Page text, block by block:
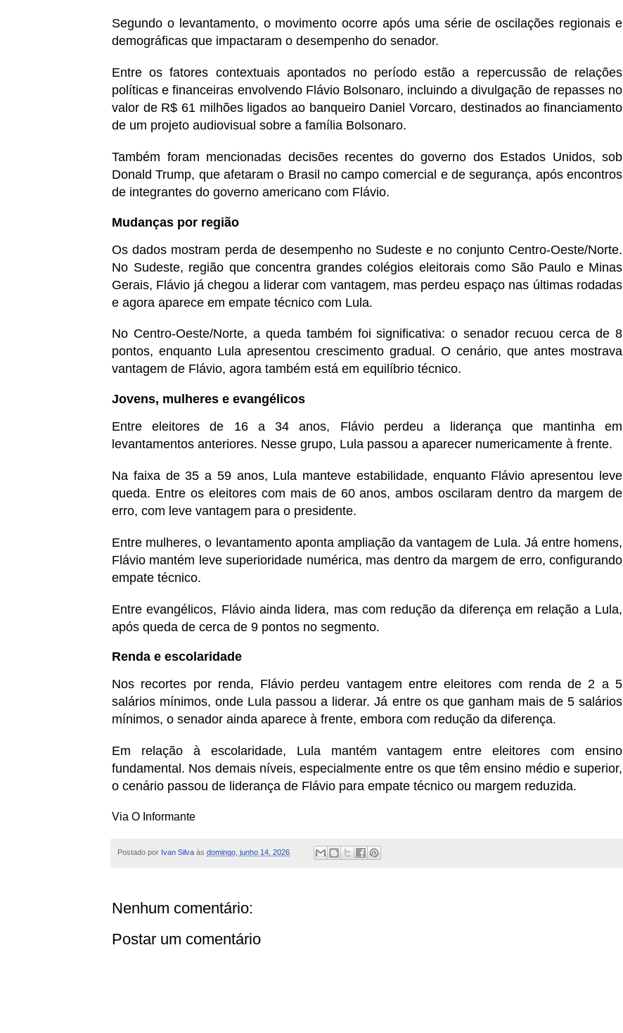
Segundo o levantamento, o movimento ocorre após uma série de oscilações regionais e
demográficas que impactaram o desempenho do senador.
Entre os fatores contextuais apontados no período estão a repercussão de relações
políticas e financeiras envolvendo Flávio Bolsonaro, incluindo a divulgação de repasses no
valor de R$ 61 milhões ligados ao banqueiro Daniel Vorcaro, destinados ao financiamento
de um projeto audiovisual sobre a família Bolsonaro.
Também foram mencionadas decisões recentes do governo dos Estados Unidos, sob
Donald Trump, que afetaram o Brasil no campo comercial e de segurança, após encontros
de integrantes do governo americano com Flávio.
Mudanças por região
Os dados mostram perda de desempenho no Sudeste e no conjunto Centro-Oeste/Norte.
No Sudeste, região que concentra grandes colégios eleitorais como São Paulo e Minas
Gerais, Flávio já chegou a liderar com vantagem, mas perdeu espaço nas últimas rodadas
e agora aparece em empate técnico com Lula.
No Centro-Oeste/Norte, a queda também foi significativa: o senador recuou cerca de 8
pontos, enquanto Lula apresentou crescimento gradual. O cenário, que antes mostrava
vantagem de Flávio, agora também está em equilíbrio técnico.
Jovens, mulheres e evangélicos
Entre eleitores de 16 a 34 anos, Flávio perdeu a liderança que mantinha em
levantamentos anteriores. Nesse grupo, Lula passou a aparecer numericamente à frente.
Na faixa de 35 a 59 anos, Lula manteve estabilidade, enquanto Flávio apresentou leve
queda. Entre os eleitores com mais de 60 anos, ambos oscilaram dentro da margem de
erro, com leve vantagem para o presidente.
Entre mulheres, o levantamento aponta ampliação da vantagem de Lula. Já entre homens,
Flávio mantém leve superioridade numérica, mas dentro da margem de erro, configurando
empate técnico.
Entre evangélicos, Flávio ainda lidera, mas com redução da diferença em relação a Lula,
após queda de cerca de 9 pontos no segmento.
Renda e escolaridade
Nos recortes por renda, Flávio perdeu vantagem entre eleitores com renda de 2 a 5
salários mínimos, onde Lula passou a liderar. Já entre os que ganham mais de 5 salários
mínimos, o senador ainda aparece à frente, embora com redução da diferença.
Em relação à escolaridade, Lula mantém vantagem entre eleitores com ensino
fundamental. Nos demais níveis, especialmente entre os que têm ensino médio e superior,
o cenário passou de liderança de Flávio para empate técnico ou margem reduzida.
Via O Informante
Postado por Ivan Silva às domingo, junho 14, 2026
Nenhum comentário:
Postar um comentário